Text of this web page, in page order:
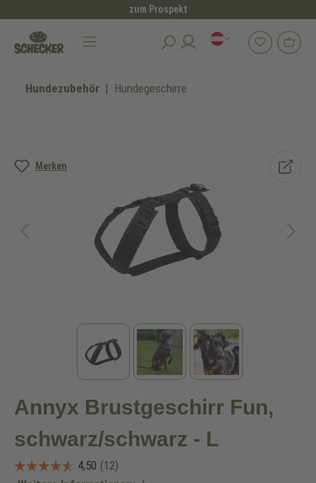
zum Prospekt
Hundezubehör Hundegeschirre
Merken
Bildergalerie überspringen
Annyx Brustgeschirr Fun,
schwarz/schwarz - L